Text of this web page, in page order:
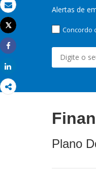
Email
Imprimir
Tweet
Share
Alertas de
Concordo
Plano